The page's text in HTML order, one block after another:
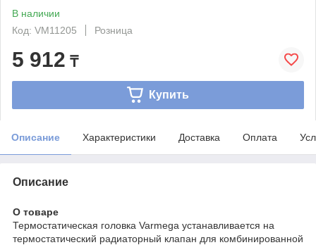
В наличии
Код: VM11205
Розница
5 912 ₸
Купить
Описание Характеристики Доставка Оплата
Описание
О товаре
Термостатическая головка Varmega устанавливается на
термостатический радиаторный клапан для комбинированной